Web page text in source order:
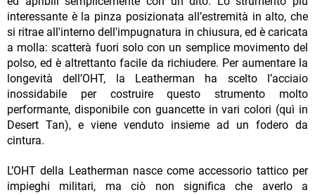
interessante è la pinza posizionata all’estremità in alto, che
si ritrae all'interno dell'impugnatura in chiusura, ed è caricata
a molla: scatterà fuori solo con un semplice movimento del
polso, ed è altrettanto facile da richiudere. Per aumentare la
longevità dell’OHT, la Leatherman ha scelto l’acciaio
inossidabile per costruire questo strumento molto
performante, disponibile con guancette in vari colori (quì in
Desert Tan), e viene venduto insieme ad un fodero da
cintura.
L’OHT della Leatherman nasce come accessorio tattico per
impieghi militari, ma ciò non significa che averlo a